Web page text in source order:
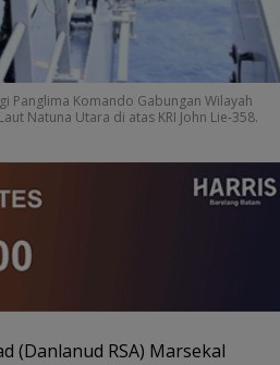
Panglima Komando Gabungan Wilayah
Natuna Utara di atas KRI John Lie-358.
(Danlanud RSA) Marsekal